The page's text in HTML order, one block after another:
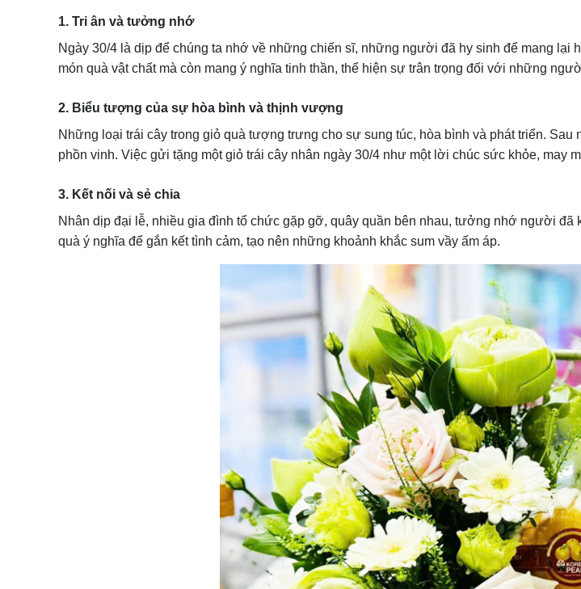
1. Tri ân và tưởng nhớ
Ngày 30/4 là dịp để chúng ta nhớ về những chiến sĩ, những người đã hy sinh để mang lại
món quà vật chất mà còn mang ý nghĩa tinh thần, thể hiện sự trân trọng đối với những
2. Biểu tượng của sự hòa bình và thịnh vượng
Những loại trái cây trong giỏ quà tượng trưng cho sự sung túc, hòa bình và phát triển.
phồn vinh. Việc gửi tặng một giỏ trái cây nhân ngày 30/4 như một lời chúc sức khỏe, may
3. Kết nối và sẻ chia
Nhân dịp đại lễ, nhiều gia đình tổ chức gặp gỡ, quây quần bên nhau, tưởng nhớ người
quà ý nghĩa để gắn kết tình cảm, tạo nên những khoảnh khắc sum vầy ấm áp.